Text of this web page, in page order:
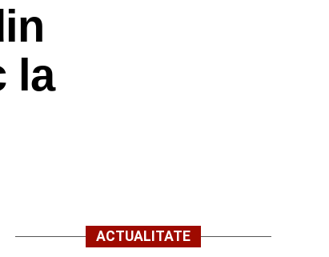
la
ACTUALITATE